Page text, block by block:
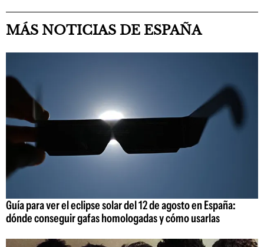
MÁS NOTICIAS DE ESPAÑA
Guía para ver el eclipse solar del 12 de agosto en España:
dónde conseguir gafas homologadas y cómo usarlas